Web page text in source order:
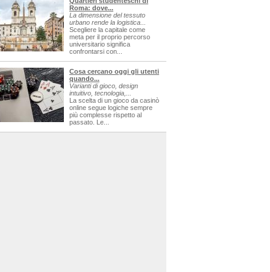
Roma: dove...
La dimensione del tessuto
urbano rende la logistica...
Scegliere la capitale come
meta per il proprio percorso
universitario significa
confrontarsi con...
Cosa cercano oggi gli utenti
quando...
Varianti di gioco, design
intuitivo, tecnologia,...
La scelta di un gioco da casinò
online segue logiche sempre
più complesse rispetto al
passato. Le...